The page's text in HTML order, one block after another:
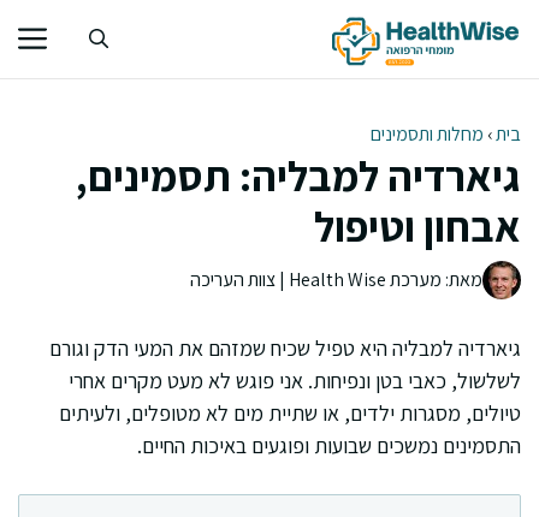
לתוכן
בית› מחלות ותסמינים
גיארדיה למבליה: תסמינים,
אבחון וטיפול
מאת: מערכת Health Wise | צוות העריכה
גיארדיה למבליה היא טפיל שכיח שמזהם את המעי הדק וגורם
לשלשול, כאבי בטן ונפיחות. אני פוגש לא מעט מקרים אחרי
טיולים, מסגרות ילדים, או שתיית מים לא מטופלים, ולעיתים
התסמינים נמשכים שבועות ופוגעים באיכות החיים.